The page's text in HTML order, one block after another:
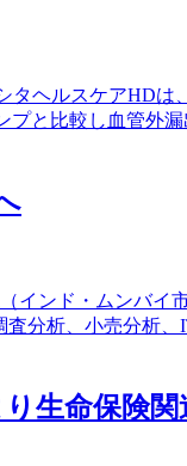
ヘルスケアHD
と比較し血管外
インド・ムンバイ
分析、小売分析
生命保険